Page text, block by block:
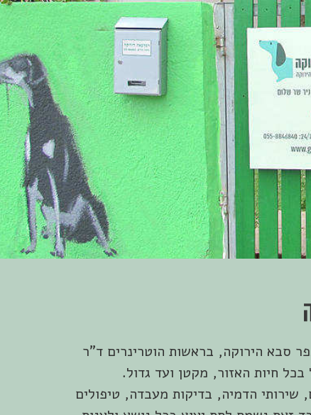
כפר סבא הירוקה, בראשות הוטרינרים ד"ר
חיות האזור, מקטן ועד גדול.
שירותי הדמיה, בדיקות מעבדה, טיפולים